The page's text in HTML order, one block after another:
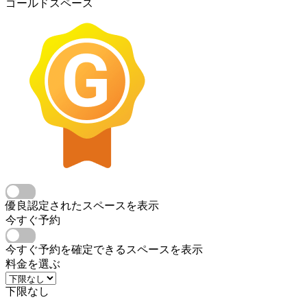
ゴールドスペース
優良認定されたスペースを表示
今すぐ予約
今すぐ予約を確定できるスペースを表示
料金を選ぶ
下限なし